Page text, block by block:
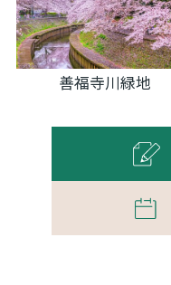
善福寺川緑地